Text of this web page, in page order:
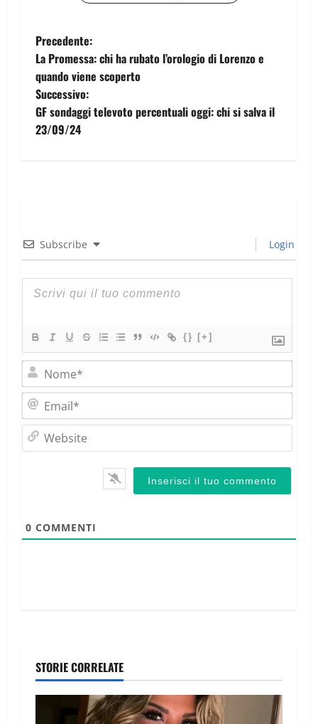
Precedente:
La Promessa: chi ha rubato l’orologio di Lorenzo e
quando viene scoperto
Successivo:
GF sondaggi televoto percentuali oggi: chi si salva il
23/09/24
Subscribe Login
{} [+]
0 COMMENTI
STORIE CORRELATE